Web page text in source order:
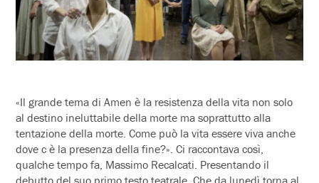
«Il grande tema di Amen è la resistenza della vita non solo
al destino ineluttabile della morte ma soprattutto alla
tentazione della morte. Come può la vita essere viva anche
dove c è la presenza della fine?». Ci raccontava così,
qualche tempo fa, Massimo Recalcati. Presentando il
debutto del suo primo testo teatrale. Che da lunedì torna al